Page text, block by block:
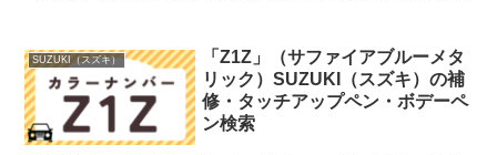
SUZUKI（スズキ）
「Z1Z」（サファイアブルーメタ
リック）SUZUKI（スズキ）の補
修・タッチアップペン・ボデーペ
ン検索